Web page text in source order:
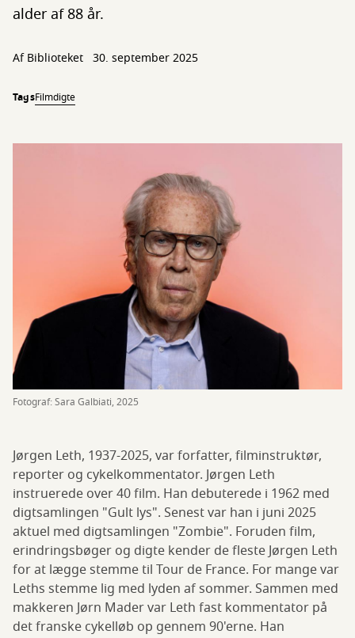
alder af 88 år.
Af Biblioteket 30. september 2025
TagsFilmdigte
Fotograf: Sara Galbiati, 2025
Jørgen Leth, 1937-2025, var forfatter, filminstruktør,
reporter og cykelkommentator. Jørgen Leth
instruerede over 40 film. Han debuterede i 1962 med
digtsamlingen "Gult lys". Senest var han i juni 2025
aktuel med digtsamlingen "Zombie". Foruden film,
erindringsbøger og digte kender de fleste Jørgen Leth
for at lægge stemme til Tour de France. For mange var
Leths stemme lig med lyden af sommer. Sammen med
makkeren Jørn Mader var Leth fast kommentator på
det franske cykelløb op gennem 90'erne. Han